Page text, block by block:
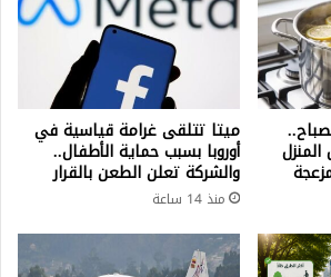
ميتا تتلقى غرامة قياسية في
أوروبا بسبب حماية الأطفال..
والشركة تعلن الطعن بالقرار
منذ 14 ساعة